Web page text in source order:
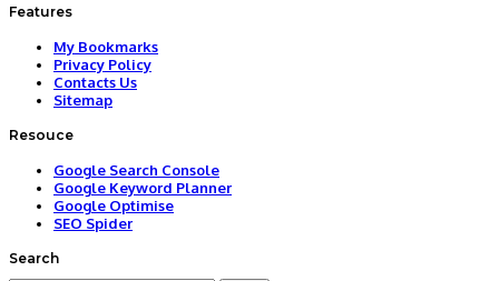
Features
My Bookmarks
Privacy Policy
Contacts Us
Sitemap
Resouce
Google Search Console
Google Keyword Planner
Google Optimise
SEO Spider
Search